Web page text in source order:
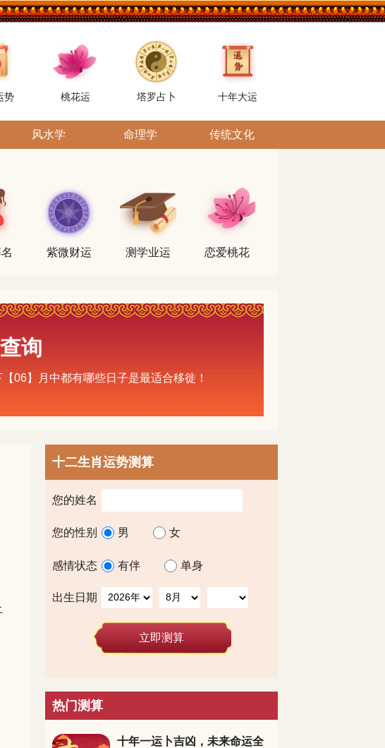
势 桃花运 塔罗占卜 十年大运
风水学 命理学 传统文化
紫微财运 测学业运 恋爱桃花
询
06】月中都有哪些日子是最适合移徙！
十二生肖运势测算
您的姓名
您的性别 男 女
感情状态 有伴 单身
出生日期
立即测算
热门测算
十年一运卜吉凶，未来命运全